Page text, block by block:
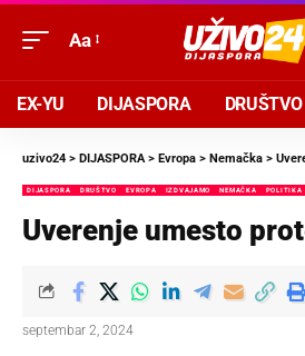
Aa
EX-YU DIJASPORA DRUŠTVO
uzivo24 > DIJASPORA> Evropa > Nemačka >
DIJASPORA DRUŠTVO EVROPA IZDVAJAMO NEMAČKA POLITIKA
Uverenje umesto
septembar 2, 2024